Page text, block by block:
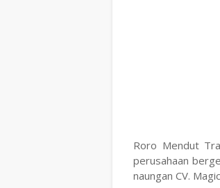
Roro Mendut
perusahaan
naungan CV.